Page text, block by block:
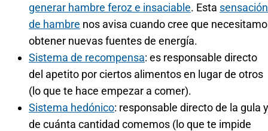
generar hambre feroz e insaciable. Esta sensación
de hambre nos avisa cuando cree que
obtener nuevas fuentes de energía.
Sistema de recompensa: es responsable directo
del apetito por ciertos alimentos en lugar de otros
(lo que te hace empezar a comer).
Sistema hedónico: responsable directo de la gula y
de cuánta cantidad comemos (lo que te impide